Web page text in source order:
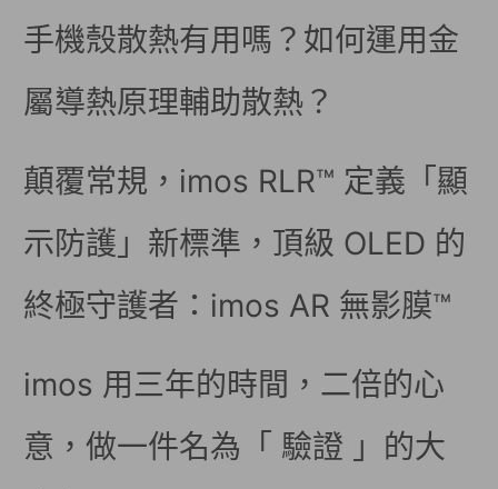
手機殼散熱有用嗎？如何運用金
屬導熱原理輔助散熱？
顛覆常規，imos RLR™ 定義「顯
示防護」新標準，頂級 OLED 的
終極守護者：imos AR 無影膜™
imos 用三年的時間，二倍的心
意，做一件名為「 驗證 」的大